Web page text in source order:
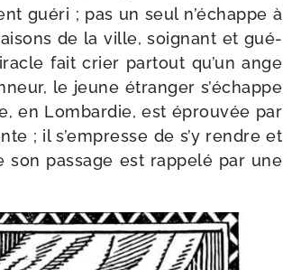
gué­ri ; pas un seul n’échappe à
de la ville, soi­gnant et gué­
fait crier par­tout qu’un ange
le jeune étran­ger s’échappe
en Lombardie, est éprou­vée par
; il s’empresse de s’y rendre et
pas­sage est rap­pe­lé par une